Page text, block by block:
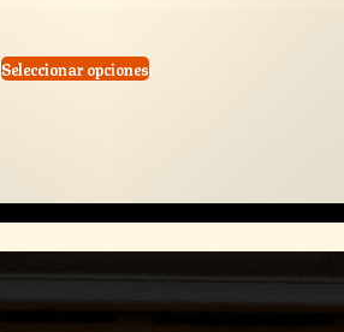
Seleccionar opciones